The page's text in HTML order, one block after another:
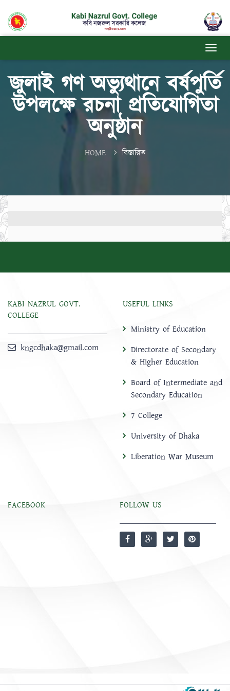
জুলাই গণ অভ্যুথানে বর্ষপুর্তি
উপলক্ষে রচনা প্রতিযোগিতা
অনুষ্ঠান
HOME বিস্তারিত
KABI NAZRUL GOVT.
COLLEGE
kngcdhaka@gmail.com
USEFUL LINKS
Ministry of Education
Directorate of Secondary
& Higher Education
Board of Intermediate and
Secondary Education
7 College
University of Dhaka
Liberation War Museum
FACEBOOK FOLLOW US